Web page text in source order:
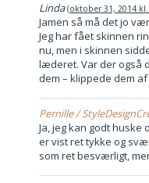
Linda oktober 31, 2014 kl.
Jamen så må det jo
Jeg har fået skinnen
nu, men i skinnen
læderet. Var der også
dem – klippede dem
Pernille /
Ja, jeg kan godt huske
er vist ret tykke og
som ret besværligt,